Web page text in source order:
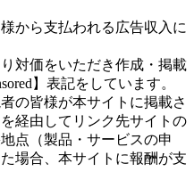
から支払われる広告収入に
対価をいただき作成・掲載
】表記をしています。
の皆様が本サイトに掲載さ
経由してリンク先サイトの
点（製品・サービスの申
場合、本サイトに報酬が支